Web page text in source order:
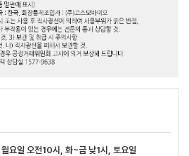
월요일 오전10시, 화~금 낮1시, 토요일